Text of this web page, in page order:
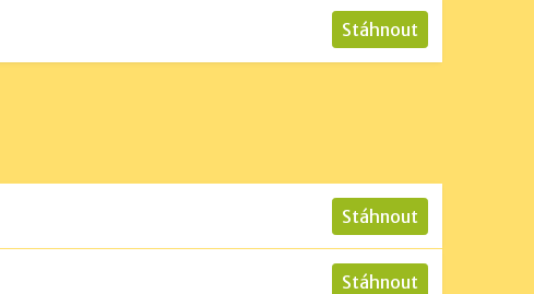
Stáhnout
Stáhnout
Stáhnout